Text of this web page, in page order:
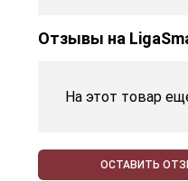
Отзывы на
На этот товар
ОСТАВИТЬ